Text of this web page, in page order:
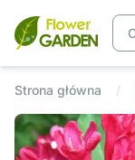
Strona główna